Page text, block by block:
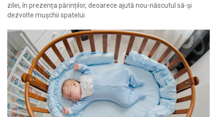
zilei, în prezența părinților, deoarece ajută nou-născutul să-și
dezvolte mușchii spatelui.